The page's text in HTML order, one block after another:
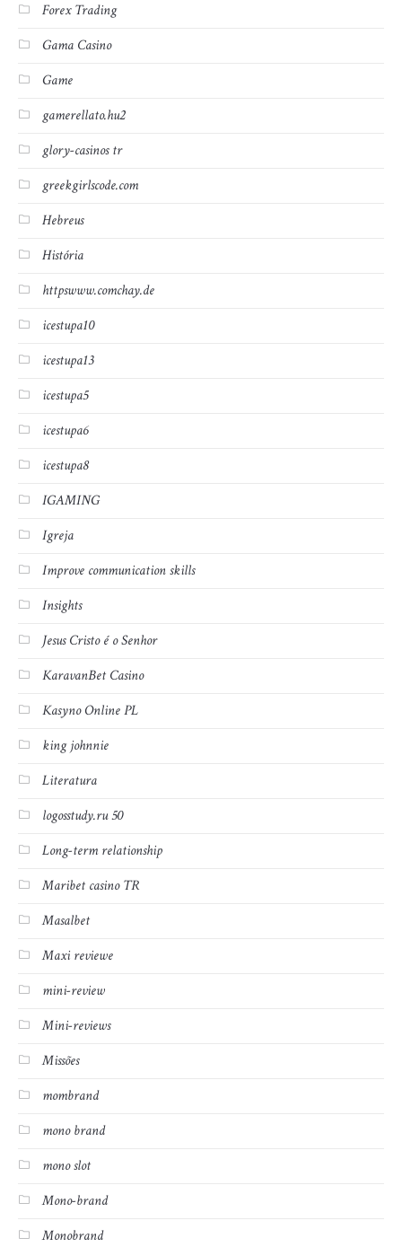
Forex Trading
Gama Casino
Game
gamerellato.hu2
glory-casinos tr
greekgirlscode.com
Hebreus
História
httpswww.comchay.de
icestupa10
icestupa13
icestupa5
icestupa6
icestupa8
IGAMING
Igreja
Improve communication skills
Insights
Jesus Cristo é o Senhor
KaravanBet Casino
Kasyno Online PL
king johnnie
Literatura
logosstudy.ru 50
Long-term relationship
Maribet casino TR
Masalbet
Maxi reviewe
mini-review
Mini-reviews
Missões
mombrand
mono brand
mono slot
Mono-brand
Monobrand